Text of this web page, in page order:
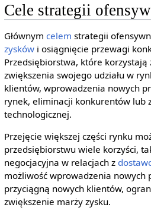
Cele strategii
Głównym celem strategii
zyskówi osiągnięcie przewagi
Przedsiębiorstwa, które
zwiększenia swojego udziału w
klientów, wprowadzenia nowych
rynek, eliminacji konkurentów lub
technologicznej.
Przejęcie większej części rynku
przedsiębiorstwu wiele korzyści,
negocjacyjna w relacjach z
możliwość wprowadzenia nowych
przyciągną nowych klientów,
zwiększenie marży zysku.